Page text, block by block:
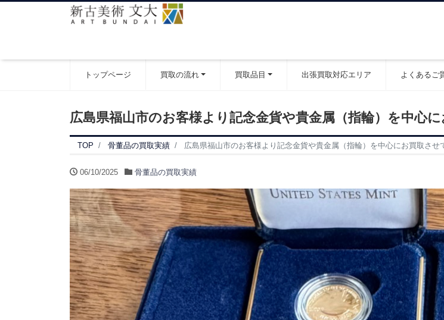
トップページ 買取の流れ 買取品目 出張買取対応エリア よくあるご
広島県福山市のお客様より記念金貨や貴金属（指輪）を中心
TOP 骨董品の買取実績 広島県福山市のお客様より記念金貨や貴金属（指輪）を中心にお買取させ
06/10/2025 骨董品の買取実績